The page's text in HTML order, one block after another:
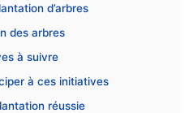
d’arbres
des arbres
à suivre
à ces initiatives
réussie